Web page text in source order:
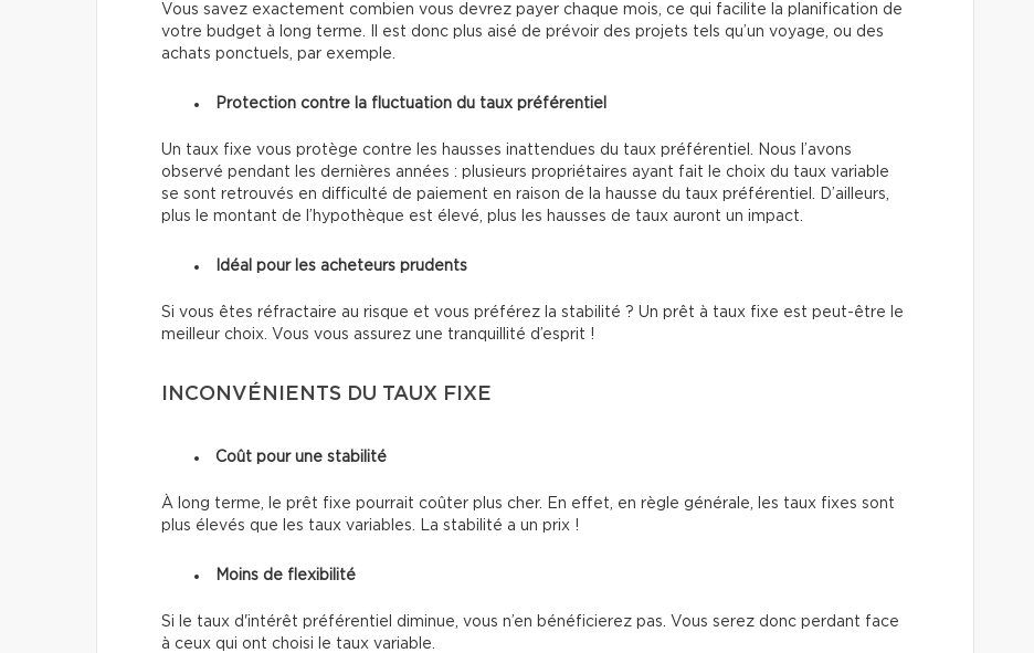
Vous savez exactement combien vous devrez payer chaque mois, ce qui facilite la planification de
votre budget à long terme. Il est donc plus aisé de prévoir des projets tels qu’un voyage, ou des
achats ponctuels, par exemple.
Protection contre la fluctuation du taux préférentiel
Un taux fixe vous protège contre les hausses inattendues du taux préférentiel. Nous l’avons
observé pendant les dernières années : plusieurs propriétaires ayant fait le choix du taux variable
se sont retrouvés en difficulté de paiement en raison de la hausse du taux préférentiel. D’ailleurs,
plus le montant de l’hypothèque est élevé, plus les hausses de taux auront un impact.
Idéal pour les acheteurs prudents
Si vous êtes réfractaire au risque et vous préférez la stabilité ? Un prêt à taux fixe est peut-être le
meilleur choix. Vous vous assurez une tranquillité d’esprit !
INCONVÉNIENTS DU TAUX FIXE
Coût pour une stabilité
À long terme, le prêt fixe pourrait coûter plus cher. En effet, en règle générale, les taux fixes sont
plus élevés que les taux variables. La stabilité a un prix !
Moins de flexibilité
Si le taux d'intérêt préférentiel diminue, vous n’en bénéficierez pas. Vous serez donc perdant face
à ceux qui ont choisi le taux variable.